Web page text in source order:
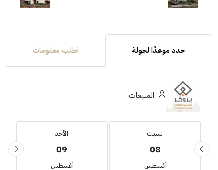
حدد موعدًا لجولة اطلب معلومات
المبيعات
السبت
08
أغسطس
الأحد
09
أغسطس